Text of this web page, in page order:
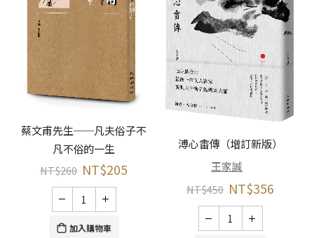
蔡文甫先生──凡夫俗子不
凡不俗的一生
NT$260 NT$205
加入購物車
溥心畬傳（增訂新版）
王家誠
NT$450 NT$356